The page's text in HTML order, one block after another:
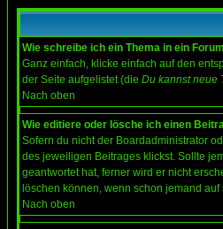
Wie schreibe ich ein Thema in ein
Ganz einfach, klicke einfach auf den
der Seite aufgelistet (die Du kannst neue
Nach oben
Wie editiere oder lösche ich einen
Sofern du nicht der Boardadministrator
des jeweiligen Beitrages klickst. Sollte
geantwortet hat, ferner wird er nicht
löschen können, wenn schon jemand
Nach oben